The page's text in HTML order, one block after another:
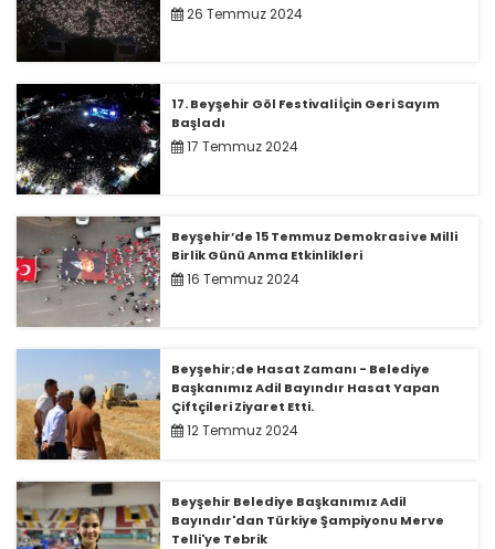
26 Temmuz 2024
17. Beyşehir Göl Festivali İçin Geri Sayım
Başladı
17 Temmuz 2024
Beyşehir’de 15 Temmuz Demokrasi ve Milli
Birlik Günü Anma Etkinlikleri
16 Temmuz 2024
Beyşehir;de Hasat Zamanı - Belediye
Başkanımız Adil Bayındır Hasat Yapan
Çiftçileri Ziyaret Etti.
12 Temmuz 2024
Beyşehir Belediye Başkanımız Adil
Bayındır'dan Türkiye Şampiyonu Merve
Telli'ye Tebrik